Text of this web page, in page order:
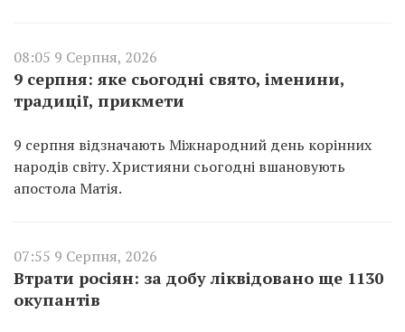
08:05 9 Серпня, 2026
9 серпня: яке сьогодні свято, іменини,
традиції, прикмети
9 серпня відзначають Міжнародний день корінних
народів світу. Християни сьогодні вшановують
апостола Матія.
07:55 9 Серпня, 2026
Втрати росіян: за добу ліквідовано ще 1130
окупантів